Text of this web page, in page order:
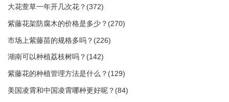
大花萱草一年开几次花？(372)
紫藤花架防腐木的价格是多少？(270)
市场上紫藤苗的规格多吗？(226)
湖南可以种植荔枝树吗？(142)
紫藤花的种植管理方法是什么？(129)
美国凌霄和中国凌霄哪种更好呢？(84)